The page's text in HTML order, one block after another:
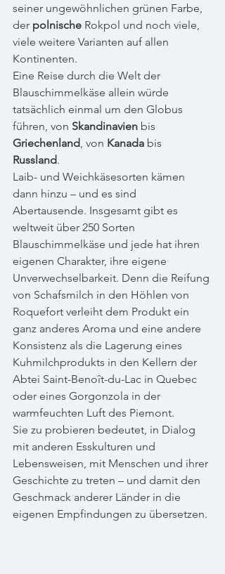
seiner ungewöhnlichen grünen Farbe,
der polnische Rokpol und noch viele,
viele weitere Varianten auf allen
Kontinenten.
Eine Reise durch die Welt der
Blauschimmelkäse allein würde
tatsächlich einmal um den Globus
führen, von Skandinavien bis
Griechenland , von Kanada bis
Russland.
Laib- und Weichkäsesorten kämen
dann hinzu – und es sind
Abertausende. Insgesamt gibt es
weltweit über 250 Sorten
Blauschimmelkäse und jede hat ihren
eigenen Charakter, ihre eigene
Unverwechselbarkeit. Denn die Reifung
von Schafsmilch in den Höhlen von
Roquefort verleiht dem Produkt ein
ganz anderes Aroma und eine andere
Konsistenz als die Lagerung eines
Kuhmilchprodukts in den Kellern der
Abtei Saint-Benoît-du-Lac in Quebec
oder eines Gorgonzola in der
warmfeuchten Luft des Piemont.
Sie zu probieren bedeutet, in Dialog
mit anderen Esskulturen und
Lebensweisen, mit Menschen und ihrer
Geschichte zu treten – und damit den
Geschmack anderer Länder in die
eigenen Empfindungen zu übersetzen.